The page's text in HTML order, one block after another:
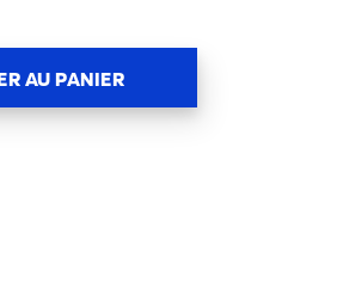
AU PANIER